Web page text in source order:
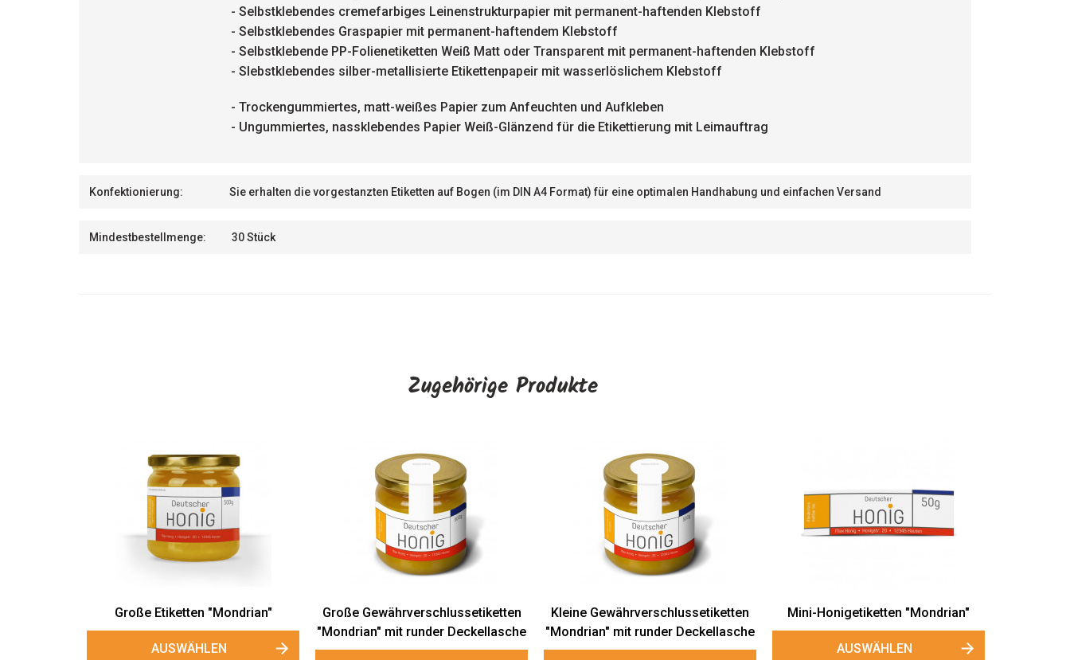
- Selbstklebendes cremefarbiges Leinenstrukturpapier mit permanent-haftenden Klebstoff
- Selbstklebendes Graspapier mit permanent-haftendem Klebstoff
- Selbstklebende PP-Folienetiketten Weiß Matt oder Transparent mit permanent-haftenden Klebstoff
- Slebstklebendes silber-metallisierte Etikettenpapeir mit wasserlöslichem Klebstoff
- Trockengummiertes, matt-weißes Papier zum Anfeuchten und Aufkleben
- Ungummiertes, nassklebendes Papier Weiß-Glänzend für die Etikettierung mit Leimauftrag
Konfektionierung: Sie erhalten die vorgestanzten Etiketten auf Bogen (im DIN A4 Format) für eine optimalen Handhabung und einfachen Versand
Mindestbestellmenge: 30 Stück
Zugehörige Produkte
Große Etiketten "Mondrian"
AUSWÄHLEN
Große Gewährverschlussetiketten
"Mondrian" mit runder Deckellasche
Kleine Gewährverschlussetiketten
"Mondrian" mit runder Deckellasche
Mini-Honigetiketten "Mondrian"
AUSWÄHLEN